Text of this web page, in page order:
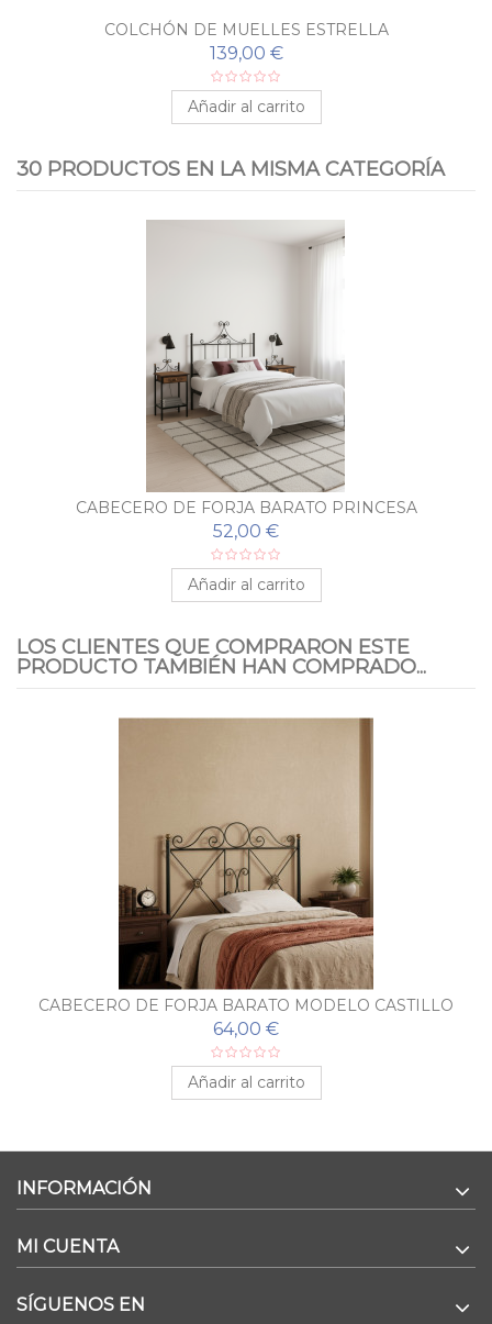
COLCHÓN DE MUELLES ESTRELLA
139,00 €
Añadir al carrito
30 PRODUCTOS EN LA MISMA CATEGORÍA
CABECERO DE FORJA BARATO PRINCESA
52,00 €
Añadir al carrito
LOS CLIENTES QUE COMPRARON ESTE
PRODUCTO TAMBIÉN HAN COMPRADO...
CABECERO DE FORJA BARATO MODELO CASTILLO
64,00 €
Añadir al carrito
INFORMACIÓN
MI CUENTA
SÍGUENOS EN